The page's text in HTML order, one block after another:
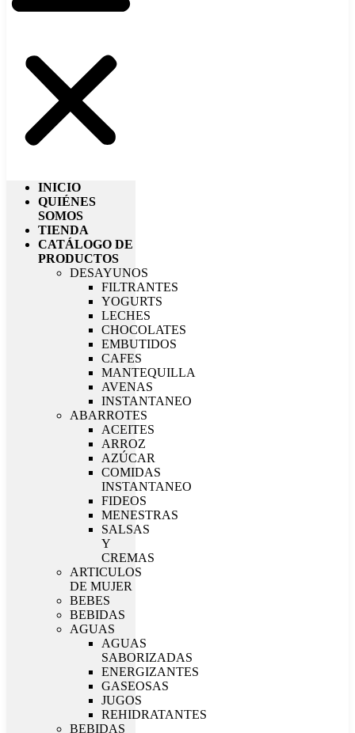
INICIO
QUIÉNES
SOMOS
TIENDA
CATÁLOGO DE
PRODUCTOS
DESAYUNOS
FILTRANTES
YOGURTS
LECHES
CHOCOLATES
EMBUTIDOS
CAFES
MANTEQUILLA
AVENAS
INSTANTANEO
ABARROTES
ACEITES
ARROZ
AZÚCAR
COMIDAS
INSTANTANEO
FIDEOS
MENESTRAS
SALSAS
Y
CREMAS
ARTICULOS
DE MUJER
BEBES
BEBIDAS
AGUAS
AGUAS
SABORIZADAS
ENERGIZANTES
GASEOSAS
JUGOS
REHIDRATANTES
BEBIDAS